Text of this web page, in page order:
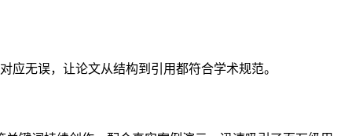
应无误，让论文从结构到引用都符合学术规范。